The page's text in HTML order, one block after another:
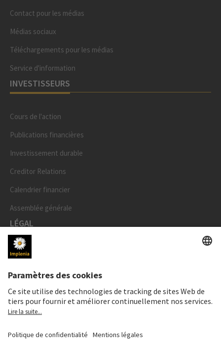
Contact pour les médias
Médias sociaux
Téléchargements pour les médias
Service d'information
INVESTISSEURS
Cours de l'action
Publications financières
Investissement durable
Creditor Relations
Calendrier financier
Assemblée générale
LÉGAL
Mentions légales
Données personnelles
Déclaration cookies et social media
Paramètres de confidentialité